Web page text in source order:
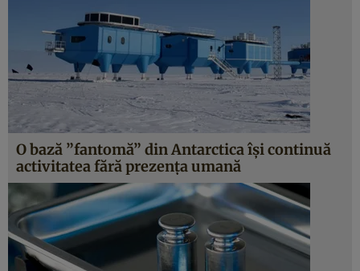
O bază ”fantomă” din Antarctica îşi continuă
activitatea fără prezenţa umană